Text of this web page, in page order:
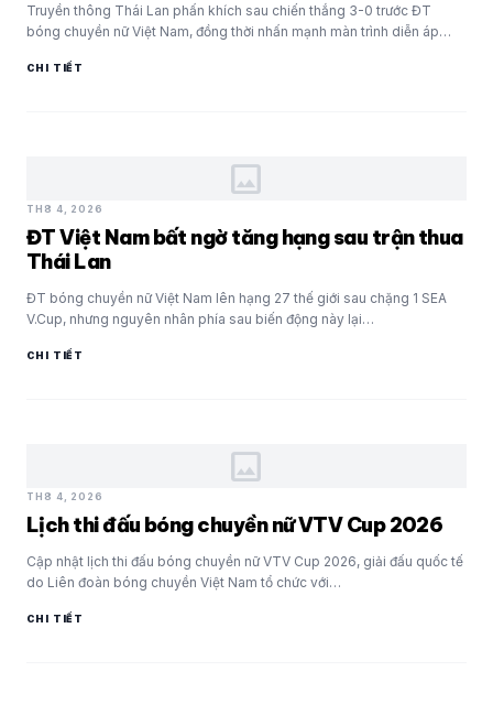
Truyền thông Thái Lan phấn khích sau chiến thắng 3-0 trước ĐT
bóng chuyền nữ Việt Nam, đồng thời nhấn mạnh màn trình diễn áp…
CHI TIẾT
image
TH8 4, 2026
ĐT Việt Nam bất ngờ tăng hạng sau trận thua
Thái Lan
ĐT bóng chuyền nữ Việt Nam lên hạng 27 thế giới sau chặng 1 SEA
V.Cup, nhưng nguyên nhân phía sau biến động này lại…
CHI TIẾT
image
TH8 4, 2026
Lịch thi đấu bóng chuyền nữ VTV Cup 2026
Cập nhật lịch thi đấu bóng chuyền nữ VTV Cup 2026, giải đấu quốc tế
do Liên đoàn bóng chuyền Việt Nam tổ chức với…
CHI TIẾT